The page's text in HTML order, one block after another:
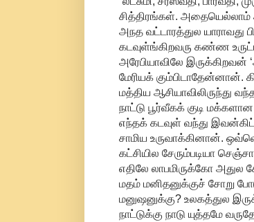
சித்திரங்கள். அதையெல்லாம்
அநத வட்டாரத்துல யாராவது
கடவுள்ங்கிறவரு கண்ண
அரேபியாவிலே இருக்கிறவன்
மேரியக் கும்பிடாதேன்னான்.
மத்திய ஆசியாவிலிருந்து
நாட்டு பூர்வீகக் குடி
எந்தக் கடவுள் வந்து
சாமிய உருவாக்கினான்.
கட்சியில சேரும்படியா
எதிலே லாபமிருக்கோ அதுல
மதம் மனிதனுக்குச் சோறு
மனுஷனுக்கு? உலகத்துல
நாட்டுக்கு நாடு யுத்தமே